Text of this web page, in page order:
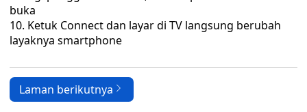
buka
Ketuk Connect dan layar di TV langsung berubah
layaknya smartphone
Laman berikutnya